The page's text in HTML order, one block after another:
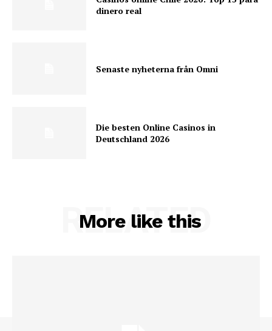
dinero real
Senaste nyheterna från Omni
Die besten Online Casinos in
Deutschland 2026
More like this
RELATED